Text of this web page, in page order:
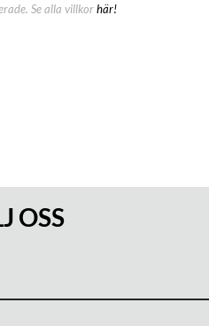
Se alla villkorhär!
OSS